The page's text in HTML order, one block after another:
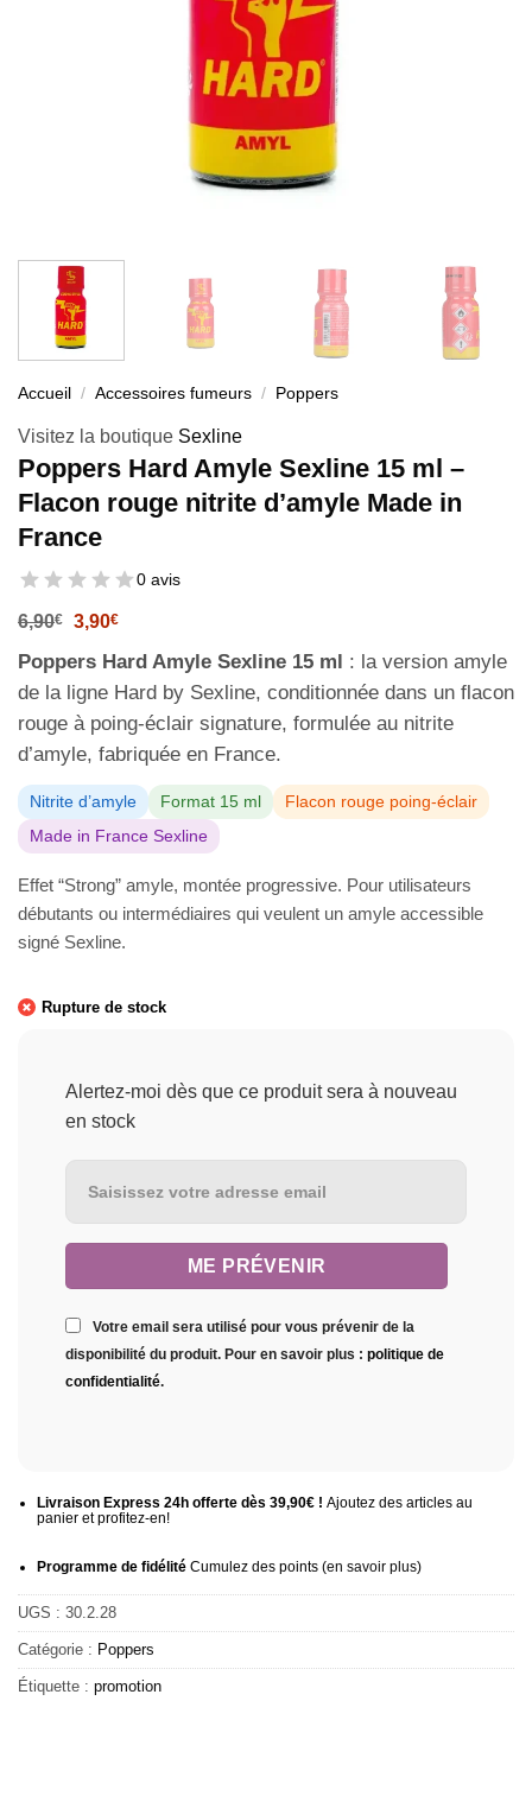
Accueil / Accessoires fumeurs / Poppers
Visitez la boutique Sexline
Poppers Hard Amyle Sexline 15 ml –
Flacon rouge nitrite d’amyle Made in
France
0 avis
6,90€
Le
initial
6,90€.
3,90€Le
actuel
3,90€.
Poppers Hard Amyle Sexline 15 ml
: la version amyle
de la ligne Hard by Sexline, conditionnée dans un flacon
rouge à poing-éclair signature, formulée au nitrite
d’amyle, fabriquée en France.
Nitrite d’amyle Format 15 ml
Flacon rouge poing-éclair
Made in France Sexline
Effet “Strong” amyle, montée progressive. Pour utilisateurs
débutants ou intermédiaires qui veulent un amyle accessible
signé Sexline.
Rupture de stock
Alertez-moi dès que ce produit sera à nouveau
en stock
Votre email sera utilisé pour vous prévenir de la
disponibilité du produit. Pour en savoir plus : politique de
confidentialité.
Livraison Express 24h offerte dès 39,90€ ! Ajoutez des articles au
panier et profitez-en!
Programme de fidélitéCumulez des points (en savoir plus)
UGS : 30.2.28
Catégorie : Poppers
Étiquette : promotion